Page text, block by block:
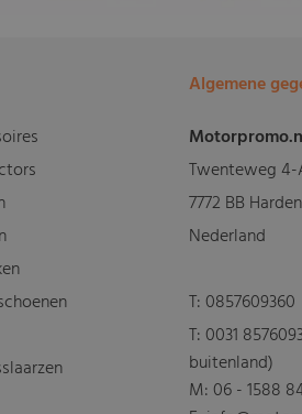
Algemene
Twenteweg
7772 BB
Nederland
T:0857609360
T:0031
buitenland)
M:06 - 1588